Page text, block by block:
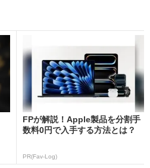
FPが解説！Apple製品を分割手
数料0円で入手する方法とは？
PR(Fav-Log)